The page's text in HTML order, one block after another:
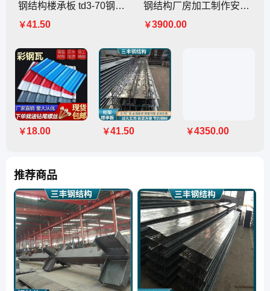
钢结构楼承板 td3-70钢筋桁架现浇金属板 新型压型承重板
￥41.50
钢结构厂房加工制作安装 钢柱钢梁箱型柱支持定制 全国发货
￥3900.00
￥18.00 ￥41.50 ￥4350.00
推荐商品